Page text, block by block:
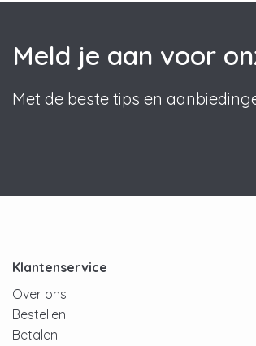
Meld je aan voor
Met de beste tips en
Klantenservice
Over ons
Bestellen
Betalen